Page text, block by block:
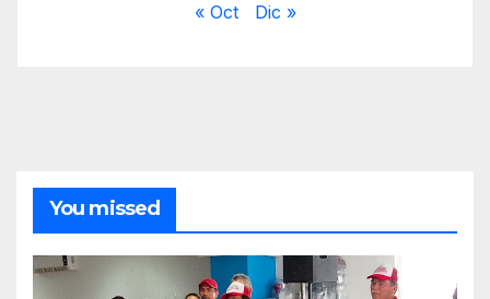
« Oct Dic »
You missed